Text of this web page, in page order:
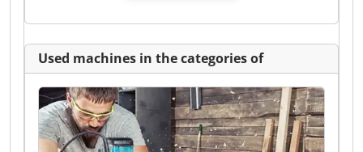
Used machines in the categories of